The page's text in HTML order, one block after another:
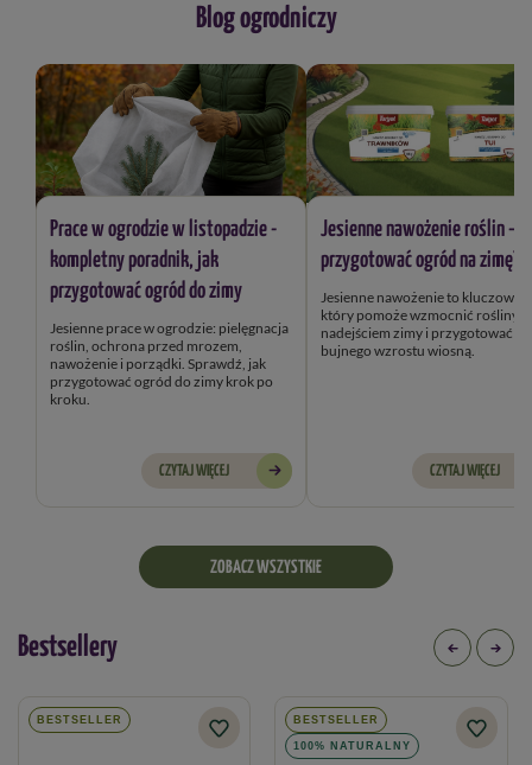
Blog ogrodniczy
Prace w ogrodzie w listopadzie -
kompletny poradnik, jak
przygotować ogród do zimy
Jesienne prace w ogrodzie: pielęgnacja
roślin, ochrona przed mrozem,
nawożenie i porządki. Sprawdź, jak
przygotować ogród do zimy krok po
kroku.
CZYTAJ WIĘCEJ
Jesienne nawożenie roślin –
przygotować ogród na zimę?
Jesienne nawożenie to kluczowy
który pomoże wzmocnić rośliny przed
nadejściem zimy i przygotować je
bujnego wzrostu wiosną.
CZYTAJ WIĘCEJ
ZOBACZ WSZYSTKIE
Bestsellery
BESTSELLER BESTSELLER
100% NATURALNY